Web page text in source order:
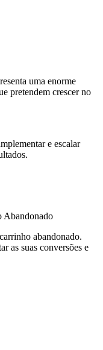
uma enorme
pretendem crescer no
e escalar
Abandonado
abandonado.
as suas conversões e